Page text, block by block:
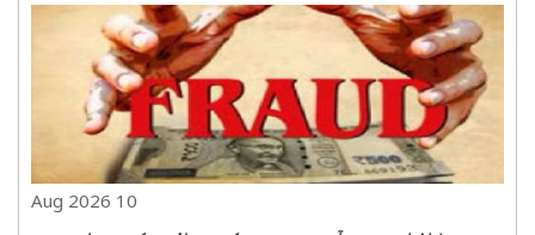
سیکورٹی نظام میں نقب لگانے کا معاملہ سامنے آیا
ہے۔ سیکورٹی جانچ سے بچنے کے لیے ڈرائیور نے آئی سی
پی میں نصب ..
10 Aug 2026